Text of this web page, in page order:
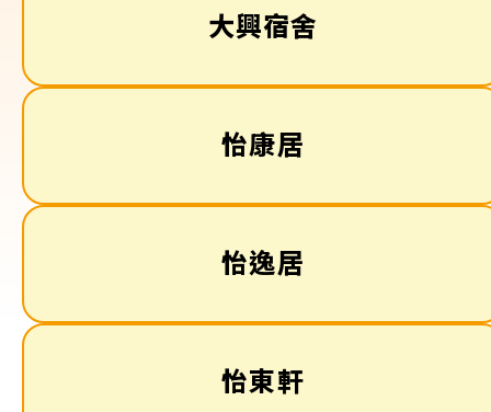
大興宿舍
怡康居
怡逸居
怡東軒